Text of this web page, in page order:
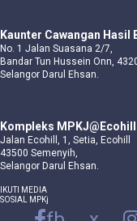
Kaunter Cawangan Hasil
No. 1 Jalan Suasana 2/7,
Bandar Tun Hussein Onn,
Selangor Darul Ehsan.
Kompleks
Jalan Ecohill, 1, Setia, Ecohill
43500 Semenyih,
Selangor Darul Ehsan.
IKUTI MEDIA
SOSIAL MPKj